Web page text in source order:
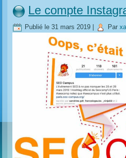
Le compte
Publié le 31 mars 2019 Par